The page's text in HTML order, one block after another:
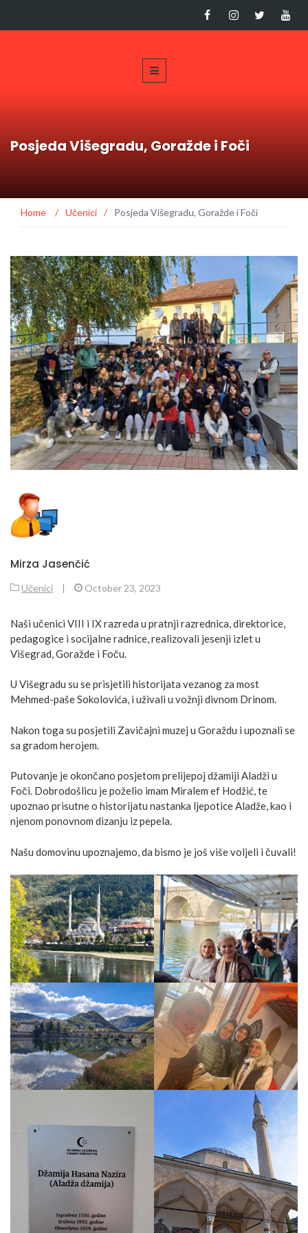
Posjeda Višegradu, Goražde i Foči
Home / Učenici / Posjeda Višegradu, Goražde i Foči
Mirza Jasenčić
Učenici | October 23, 2023
Naši učenici VIII i IX razreda u pratnji razrednica, direktorice,
pedagogice i socijalne radnice, realizovali jesenji izlet u
Višegrad, Goražde i Foču.
U Višegradu su se prisjetili historijata vezanog za most
Mehmed-paše Sokolovića, i uživali u vožnji divnom Drinom.
Nakon toga su posjetili Zavičajni muzej u Goraždu i upoznali se
sa gradom herojem.
Putovanje je okončano posjetom prelijepoj džamiji Aladži u
Foči. Dobrodošlicu je poželio imam Miralem ef Hodžić, te
upoznao prisutne o historijatu nastanka ljepotice Aladže, kao i
njenom ponovnom dizanju iz pepela.
Našu domovinu upoznajemo, da bismo je još više voljeli i čuvali!